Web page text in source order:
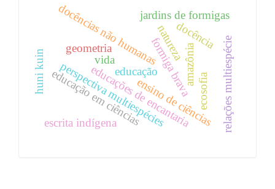
formiga brava
amazônia
educações de encantaria
docências não humanas
educação
perspectiva multiespécies
docência
vida
educação em ciênciasensino de ciências
ecosofia
escrita indígena
huni kuin relações multiespécie
jardins de formigas
natureza
geometria